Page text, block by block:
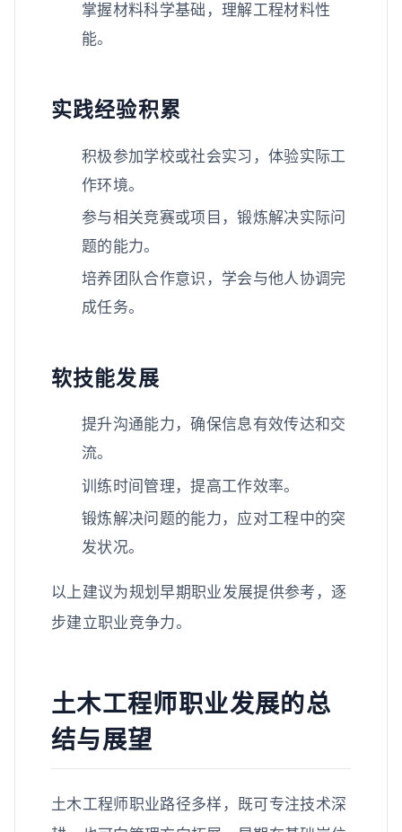
掌握材料科学基础，理解工程材料性
能。
实践经验积累
积极参加学校或社会实习，体验实际工
作环境。
参与相关竞赛或项目，锻炼解决实际问
题的能力。
培养团队合作意识，学会与他人协调完
成任务。
软技能发展
提升沟通能力，确保信息有效传达和交
流。
训练时间管理，提高工作效率。
锻炼解决问题的能力，应对工程中的突
发状况。
以上建议为规划早期职业发展提供参考，逐
步建立职业竞争力。
土木工程师职业发展的总
结与展望
土木工程师职业路径多样，既可专注技术深